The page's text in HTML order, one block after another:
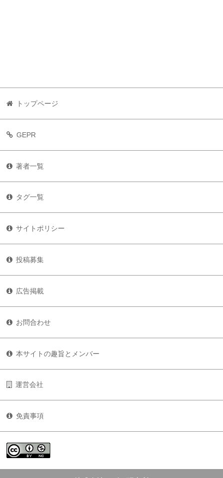
トップページ
GEPR
著者一覧
タグ一覧
サイトポリシー
投稿募集
広告掲載
お問合わせ
本サイトの趣旨とメンバー
運営会社
免責事項